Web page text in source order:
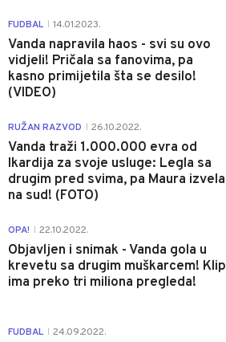
FUDBAL 14.01.2023.
Vanda napravila haos - svi su ovo
vidjeli! Pričala sa fanovima, pa
kasno primijetila šta se desilo!
(VIDEO)
RUŽAN RAZVOD 26.10.2022.
Vanda traži 1.000.000 evra od
Ikardija za svoje usluge: Legla sa
drugim pred svima, pa Maura izvela
na sud! (FOTO)
OPA! 22.10.2022.
Objavljen i snimak - Vanda gola u
krevetu sa drugim muškarcem! Klip
ima preko tri miliona pregleda!
FUDBAL 24.09.2022.